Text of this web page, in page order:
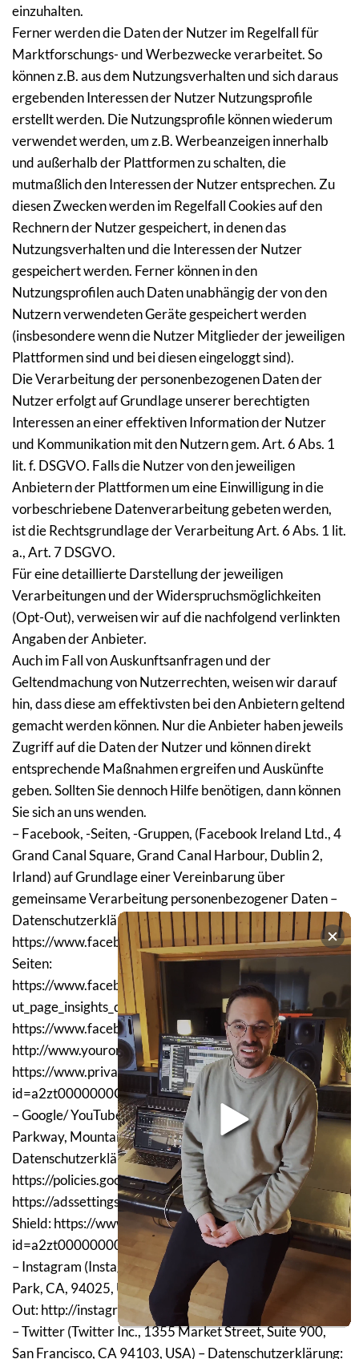
einzuhalten.
Ferner werden die Daten der Nutzer im Regelfall für
Marktforschungs- und Werbezwecke verarbeitet. So
können z.B. aus dem Nutzungsverhalten und sich daraus
ergebenden Interessen der Nutzer Nutzungsprofile
erstellt werden. Die Nutzungsprofile können wiederum
verwendet werden, um z.B. Werbeanzeigen innerhalb
und außerhalb der Plattformen zu schalten, die
mutmaßlich den Interessen der Nutzer entsprechen. Zu
diesen Zwecken werden im Regelfall Cookies auf den
Rechnern der Nutzer gespeichert, in denen das
Nutzungsverhalten und die Interessen der Nutzer
gespeichert werden. Ferner können in den
Nutzungsprofilen auch Daten unabhängig der von den
Nutzern verwendeten Geräte gespeichert werden
(insbesondere wenn die Nutzer Mitglieder der jeweiligen
Plattformen sind und bei diesen eingeloggt sind).
Die Verarbeitung der personenbezogenen Daten der
Nutzer erfolgt auf Grundlage unserer berechtigten
Interessen an einer effektiven Information der Nutzer
und Kommunikation mit den Nutzern gem. Art. 6 Abs. 1
lit. f. DSGVO. Falls die Nutzer von den jeweiligen
Anbietern der Plattformen um eine Einwilligung in die
vorbeschriebene Datenverarbeitung gebeten werden,
ist die Rechtsgrundlage der Verarbeitung Art. 6 Abs. 1 lit.
a., Art. 7 DSGVO.
Für eine detaillierte Darstellung der jeweiligen
Verarbeitungen und der Widerspruchsmöglichkeiten
(Opt-Out), verweisen wir auf die nachfolgend verlinkten
Angaben der Anbieter.
Auch im Fall von Auskunftsanfragen und der
Geltendmachung von Nutzerrechten, weisen wir darauf
hin, dass diese am effektivsten bei den Anbietern geltend
gemacht werden können. Nur die Anbieter haben jeweils
Zugriff auf die Daten der Nutzer und können direkt
entsprechende Maßnahmen ergreifen und Auskünfte
geben. Sollten Sie dennoch Hilfe benötigen, dann können
Sie sich an uns wenden.
– Facebook, -Seiten, -Gruppen, (Facebook Ireland Ltd., 4
Grand Canal Square, Grand Canal Harbour, Dublin 2,
Irland) auf Grundlage einer Vereinbarung über
gemeinsame Verarbeitung personenbezogener Daten –
Datenschutzerklärung:
https://www.facebook.com/about/privacy/, speziell für
Seiten:
https://www.facebook.com/legal/terms/information_abo
ut_page_insights_data , Opt-Out:
https://www.facebook.com/settings?tab=ads und
http://www.youronlinechoices.com, Privacy Shield:
https://www.privacyshield.gov/participant?
id=a2zt0000000GnywAAC&status=Active.
– Google/ YouTube (Google LLC, 1600 Amphitheatre
Parkway, Mountain View, CA 94043, USA) –
Datenschutzerklärung:
https://policies.google.com/privacy, Opt-Out:
https://adssettings.google.com/authenticated, Privacy
Shield: https://www.privacyshield.gov/participant?
id=a2zt000000001L5AAI&status=Active.
– Instagram (Instagram Inc., 1601 Willow Road, Menlo
Park, CA, 94025, USA) – Datenschutzerklärung/ Opt-
Out: http://instagram.com/about/legal/privacy/.
– Twitter (Twitter Inc., 1355 Market Street, Suite 900,
San Francisco, CA 94103, USA) – Datenschutzerklärung: